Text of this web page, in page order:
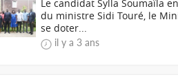
Le candidat Sylla Soumaïla
du ministre Sidi Touré, le
se doter...
il y a 3 ans